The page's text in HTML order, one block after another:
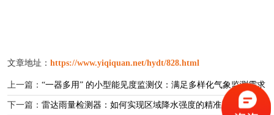
文章地址： https://www.yiqiquan.net/hydt/828.html
上一篇： “一器多用” 的小型能见度监测仪：满足多样化气象监测需求
下一篇： 雷达雨量检测器：如何实现区域降水强度的精准判断